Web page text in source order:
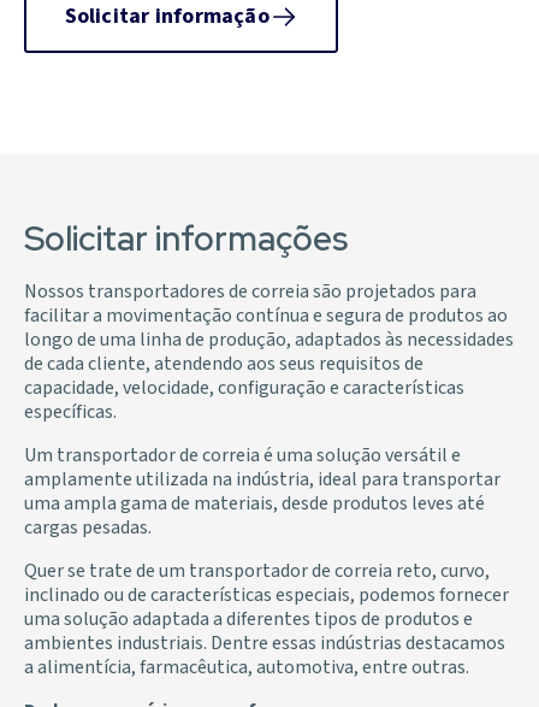
Solicitar informação
Solicitar informações
Nossos transportadores de correia são projetados para
facilitar a movimentação contínua e segura de produtos ao
longo de uma linha de produção, adaptados às necessidades
de cada cliente, atendendo aos seus requisitos de
capacidade, velocidade, configuração e características
específicas.
Um transportador de correia é uma solução versátil e
amplamente utilizada na indústria, ideal para transportar
uma ampla gama de materiais, desde produtos leves até
cargas pesadas.
Quer se trate de um transportador de correia reto, curvo,
inclinado ou de características especiais, podemos fornecer
uma solução adaptada a diferentes tipos de produtos e
ambientes industriais. Dentre essas indústrias destacamos
a alimentícia, farmacêutica, automotiva, entre outras.